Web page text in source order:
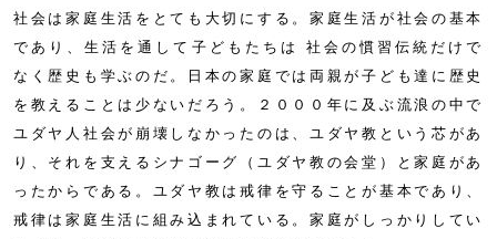
社会は家庭生活をとても大切にする。家庭生活が社会の基本
であり、生活を通して子どもたちは 社会の慣習伝統だけで
なく歴史も学ぶのだ。日本の家庭では両親が子ども達に歴史
を教えることは少ないだろう。２０００年に及ぶ流浪の中で
ユダヤ人社会が崩壊しなかったのは、ユダヤ教という芯があ
り、それを支えるシナゴーグ（ユダヤ教の会堂）と家庭があ
ったからである。ユダヤ教は戒律を守ることが基本であり、
戒律は家庭生活に組み込まれている。家庭がしっかりしてい